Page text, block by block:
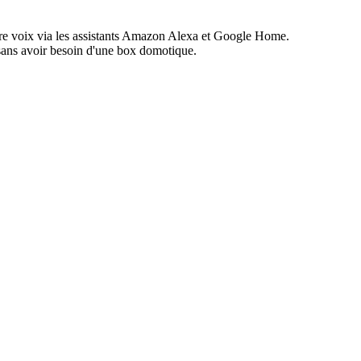
voix via les assistants Amazon Alexa et Google Home.
avoir besoin d'une box domotique.